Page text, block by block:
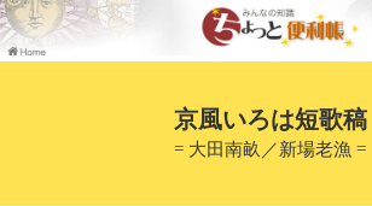
京風いろは短歌稿
= 大田南畝／新場老漁 =